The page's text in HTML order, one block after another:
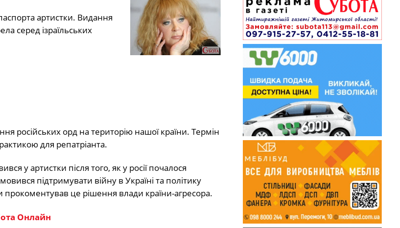
артистки. Видання
серед ізраїльських
російських орд на територію нашої країни. Термін
для репатріанта.
у артистки після того, як у росії почалося
підтримувати війну в Україні та політику
це рішення влади країни-агресора.
Онлайн